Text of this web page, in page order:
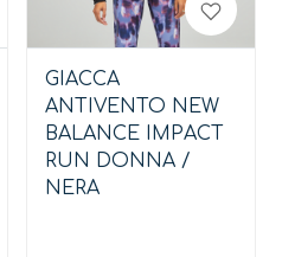
GIACCA
ANTIVENTO NEW
BALANCE IMPACT
RUN DONNA /
NERA